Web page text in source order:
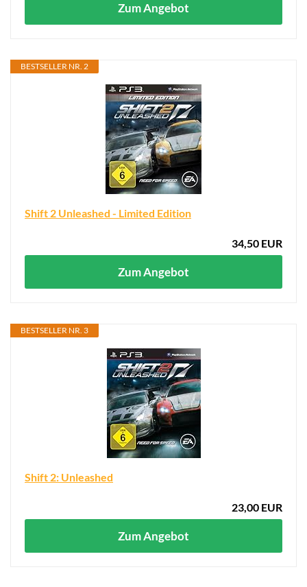
Zum Angebot
BESTSELLER NR. 2
Shift 2 Unleashed - Limited Edition
34,50 EUR
Zum Angebot
BESTSELLER NR. 3
Shift 2: Unleashed
23,00 EUR
Zum Angebot